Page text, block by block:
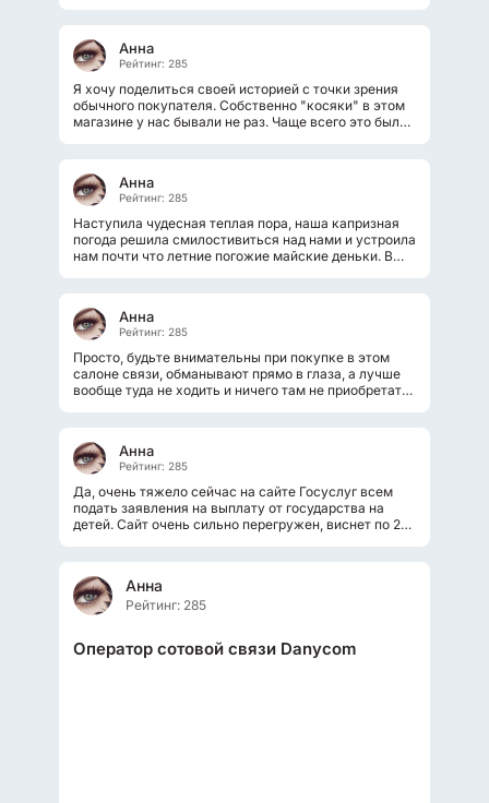
Анна
Рейтинг: 285
Я хочу поделиться своей историей с точки зрения
обычного покупателя. Собственно "косяки" в этом
магазине у нас бывали не раз. Чаще всего это был
Анна
Рейтинг: 285
Наступила чудесная теплая пора, наша капризная
погода решила смилостивиться над нами и устроила
нам почти что летние погожие майские деньки. В
Анна
Рейтинг: 285
Просто, будьте внимательны при покупке в этом
салоне связи, обманывают прямо в глаза, а лучше
вообще туда не ходить и ничего там не приобретать,
Анна
Рейтинг: 285
Да, очень тяжело сейчас на сайте Госуслуг всем
подать заявления на выплату от государства на
детей. Сайт очень сильно перегружен, виснет по 2
Анна
Рейтинг: 285
Оператор сотовой связи Danycom